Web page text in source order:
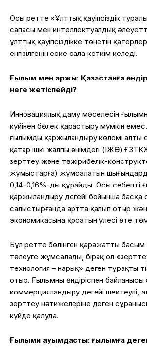
Осы ретте «Ұлттық қауіпсіздік
сапасы мен интеллектуалдық
ұлттық қауіпсіздікке төнетін
енгізілгенін еске сала кеткім келеді.
Ғылым мен қаржы: Қазақстанға
неге жетіспейді?
Инновациялық даму мәселесін
күйінен бөлек қарастыру мүмкін
ғылымды қаржыландыру көлемі алты
қатар ішкі жалпы өнімдегі (ІЖӨ)
зерттеу және тәжірибелік-
жұмыстарға) жұмсалатын
0,14–0,16%-ды құрайды. Осы себепті
қаржыландыру деңгейі бойынша басқа
салыстырғанда артта қалып отыр
экономикасына қосатын үлесі өте
Бұл ретте бөлінген қаражаттың басым
төлеуге жұмсалады, бірақ ол
технология – нарық» деген тұрақты
отыр. Ғылымның өндіріспен байланысы
коммерцияландыру деңгейі шектеулі,
зерттеу нәтижелеріне деген сұранысы
күйде қалуда.
Ғылыми қауымдастық: ғылымға